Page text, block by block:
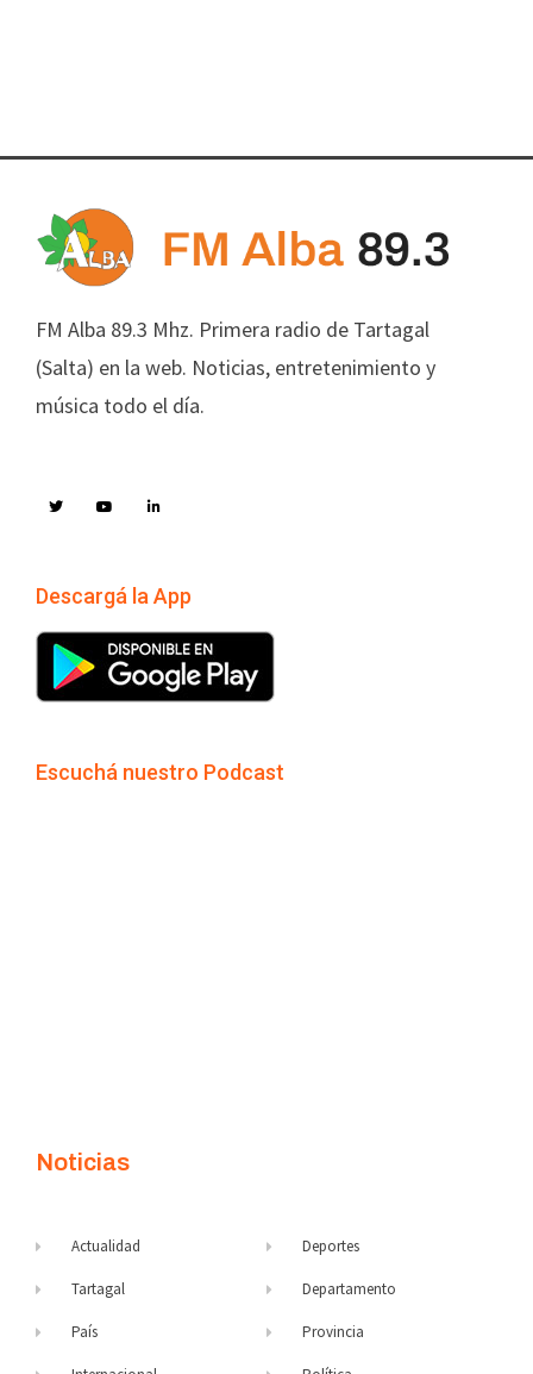
FM Alba 89.3 Mhz. Primera radio de Tartagal
(Salta) en la web. Noticias, entretenimiento y
música todo el día.
Descargá la App
Escuchá nuestro Podcast
Noticias
Actualidad
Tartagal
País
Deportes
Departamento
Provincia